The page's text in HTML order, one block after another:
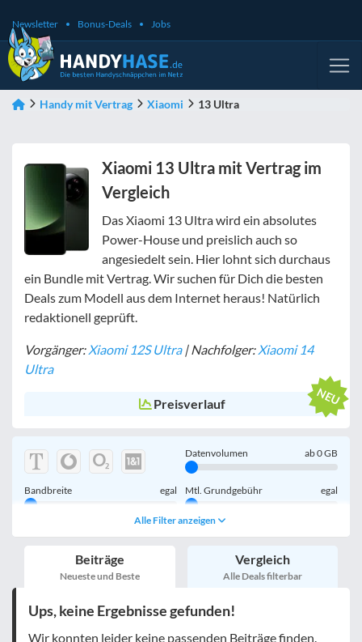
Newsletter Bonus-Deals Jobs
Handy mit Vertrag Xiaomi 13 Ultra
Xiaomi 13 Ultra mit Vertrag im
Vergleich
Das Xiaomi 13 Ultra wird ein absolutes
Power-House und preislich auch so
angesiedelt sein. Hier lohnt sich durchaus
ein Bundle mit Vertrag. Wir suchen für Dich die besten
Deals zum Modell aus dem Internet heraus! Natürlich
redaktionell geprüft.
Vorgänger:Xiaomi 12S Ultra| Nachfolger:Xiaomi 14
Ultra
Preisverlauf
Datenvolumen ab0GB
Bandbreite egal Mtl. Grundgebühr egal
egal
inkl. Young-Tarife
nur 5G-Tarife inkl. Kombi-Tarife
Alle Filter anzeigen
Beiträge
Neueste und Beste
Vergleich
Alle Deals filterbar
Ups, keine Ergebnisse gefunden!
Wir konnten leider keine passenden Beiträge finden.